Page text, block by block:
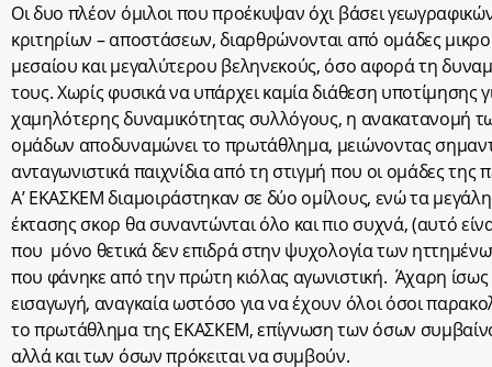
Οι δυο πλέον όμιλοι που προέκυψαν όχι βάσει
κριτηρίων – αποστάσεων, διαρθρώνονται από ομάδες
μεσαίου και μεγαλύτερου βεληνεκούς, όσο αφορά τη
τους. Χωρίς φυσικά να υπάρχει καμία διάθεση υποτίμησης
χαμηλότερης δυναμικότητας συλλόγους, η ανακατανομή
ομάδων αποδυναμώνει το πρωτάθλημα, μειώνοντας
ανταγωνιστικά παιχνίδια από τη στιγμή που οι ομάδες της
Α’ ΕΚΑΣΚΕΜ διαμοιράστηκαν σε δύο ομίλους, ενώ τα
έκτασης σκορ θα συναντώνται όλο και πιο συχνά, (αυτό
που μόνο θετικά δεν επιδρά στην ψυχολογία των
που φάνηκε από την πρώτη κιόλας αγωνιστική. Άχαρη
εισαγωγή, αναγκαία ωστόσο για να έχουν όλοι όσοι
το πρωτάθλημα της ΕΚΑΣΚΕΜ, επίγνωση των όσων
αλλά και των όσων πρόκειται να συμβούν.